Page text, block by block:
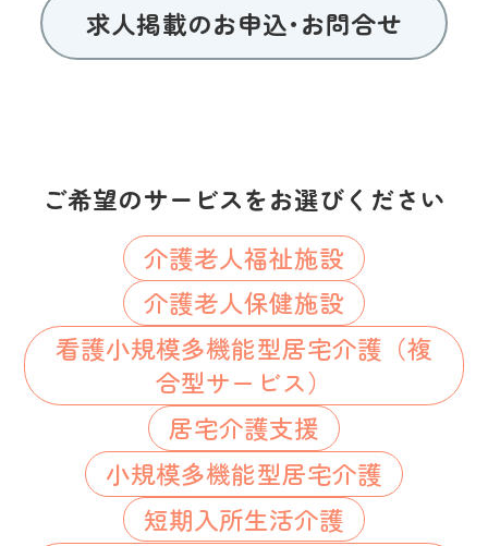
求人掲載のお申込･お問合せ
ご希望のサービスをお選びください
介護老人福祉施設
介護老人保健施設
看護小規模多機能型居宅介護（複
合型サービス）
居宅介護支援
小規模多機能型居宅介護
短期入所生活介護